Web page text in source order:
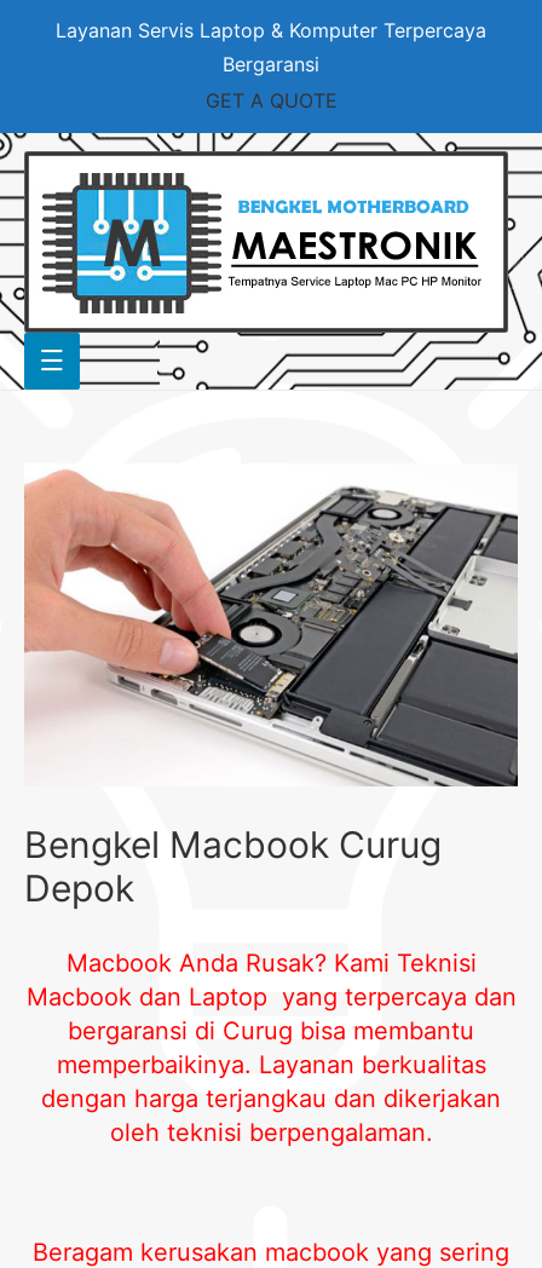
Layanan Servis Laptop & Komputer Terpercaya
Bergaransi
GET A QUOTE
Bengkel Macbook Curug
Depok
Macbook Anda Rusak? Kami Teknisi
Macbook dan Laptop yang terpercaya dan
bergaransi di Curug bisa membantu
memperbaikinya. Layanan berkualitas
dengan harga terjangkau dan dikerjakan
oleh teknisi berpengalaman.
Beragam kerusakan macbook yang sering